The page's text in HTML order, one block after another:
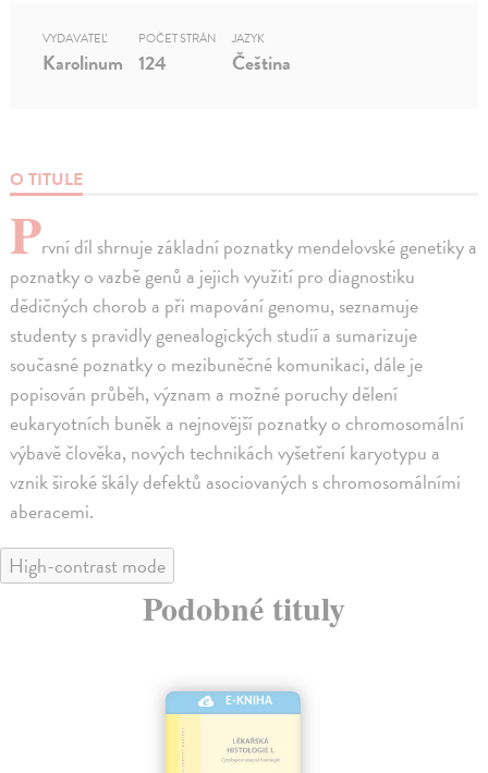
O TITULE
První díl shrnuje základní poznatky mendelovské genetiky a
poznatky o vazbě genů a jejich využití pro diagnostiku
dědičných chorob a při mapování genomu, seznamuje
studenty s pravidly genealogických studií a sumarizuje
současné poznatky o mezibuněčné komunikaci, dále je
popisován průběh, význam a možné poruchy dělení
eukaryotních buněk a nejnovější poznatky o chromosomální
výbavě člověka, nových technikách vyšetření karyotypu a
vznik široké škály defektů asociovaných s chromosomálními
aberacemi.
VYDAVATEĽ
Karolinum
POČET STRÁN
124
JAZYK
Čeština
High-contrast mode
Podobné tituly
E-KNIHA